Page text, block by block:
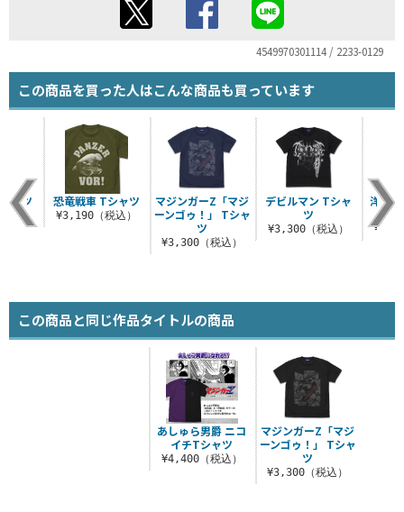
4549970301114 / 2233-0129
この商品を買った人はこんな商品も買っています
マジンガーZ「マジ
ーンゴゥ！」 Tシャ
ツ
¥3,300（税込）
デビルマン Tシャ
ツ
¥3,300（税込）
洋上
マ
ャツ
込）
恐竜戦車 Tシャツ
¥3,190（税込）
この商品と同じ作品タイトルの商品
あしゅら男爵 ニコ
イチTシャツ
¥4,400（税込）
マジンガーZ「マジ
ーンゴゥ！」 Tシャ
ツ
¥3,300（税込）